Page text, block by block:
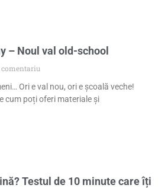
– Noul val old-school
Ori e val nou, ori e școală veche!
cum poți oferi materiale și
Testul de 10 minute care îți